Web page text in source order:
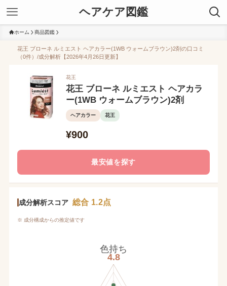
ヘアケア図鑑
ホーム 商品図鑑
花王 ブローネ ルミエスト ヘアカラー(1WB ウォームブラウン)2剤の口コミ
（0件）/成分解析【2026年4月26日更新】
花王
花王 ブローネ ルミエスト ヘアカラ
ー(1WB ウォームブラウン)2剤
ヘアカラー 花王
¥900
最安値を探す
成分解析スコア 総合 1.2点
※ 成分構成からの推定値です
色持ち
4.8